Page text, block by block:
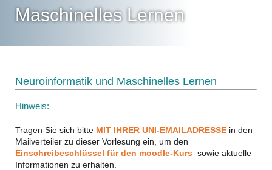
Maschinelles Lernen
Neuroinformatik und Maschinelles Lernen
Hinweis:
Tragen Sie sich bitte MIT IHRER UNI-EMAILADRESSE in den
Mailverteiler zu dieser Vorlesung ein, um den
Einschreibeschlüssel für den moodle-Kurs sowie aktuelle
Informationen zu erhalten.